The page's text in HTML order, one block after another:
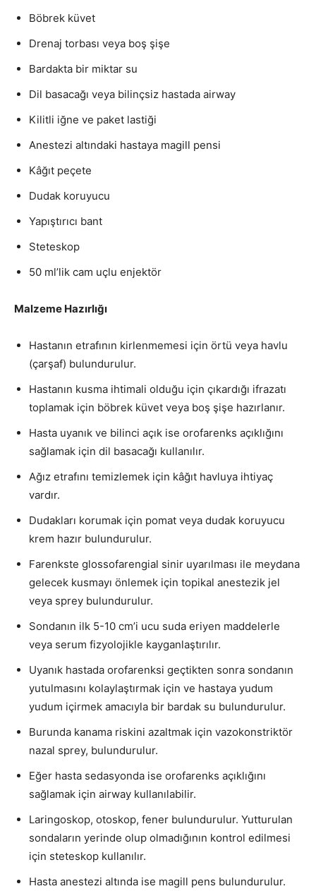
Böbrek küvet
Drenaj torbası veya boş şişe
Bardakta bir miktar su
Dil basacağı veya bilinçsiz hastada airway
Kilitli iğne ve paket lastiği
Anestezi altındaki hastaya magill pensi
Kâğıt peçete
Dudak koruyucu
Yapıştırıcı bant
Steteskop
50 ml’lik cam uçlu enjektör
Malzeme Hazırlığı
Hastanın etrafının kirlenmemesi için örtü veya havlu
(çarşaf) bulundurulur.
Hastanın kusma ihtimali olduğu için çıkardığı ifrazatı
toplamak için böbrek küvet veya boş şişe hazırlanır.
Hasta uyanık ve bilinci açık ise orofarenks açıklığını
sağlamak için dil basacağı kullanılır.
Ağız etrafını temizlemek için kâğıt havluya ihtiyaç
vardır.
Dudakları korumak için pomat veya dudak koruyucu
krem hazır bulundurulur.
Farenkste glossofarengial sinir uyarılması ile meydana
gelecek kusmayı önlemek için topikal anestezik jel
veya sprey bulundurulur.
Sondanın ilk 5-10 cm’i ucu suda eriyen maddelerle
veya serum fizyolojikle kayganlaştırılır.
Uyanık hastada orofarenksi geçtikten sonra sondanın
yutulmasını kolaylaştırmak için ve hastaya yudum
yudum içirmek amacıyla bir bardak su bulundurulur.
Burunda kanama riskini azaltmak için vazokonstriktör
nazal sprey, bulundurulur.
Eğer hasta sedasyonda ise orofarenks açıklığını
sağlamak için airway kullanılabilir.
Laringoskop, otoskop, fener bulundurulur. Yutturulan
sondaların yerinde olup olmadığının kontrol edilmesi
için steteskop kullanılır.
Hasta anestezi altında ise magill pens bulundurulur.